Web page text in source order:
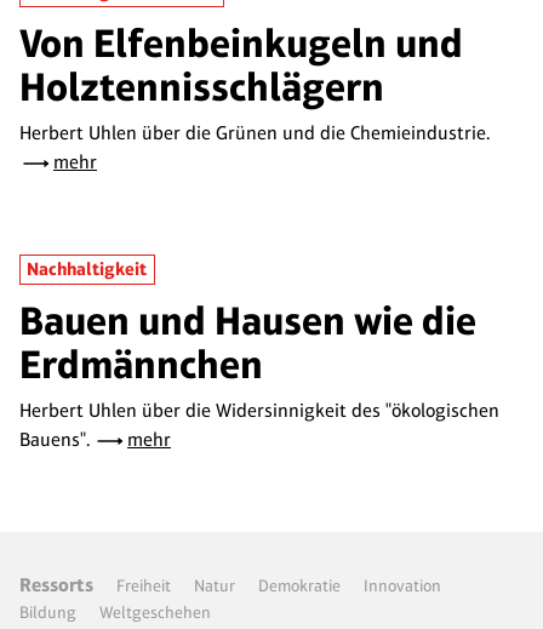
Von Elfenbeinkugeln und
Holztennisschlägern
Herbert Uhlen über die Grünen und die Chemieindustrie.
mehr
Nachhaltigkeit
Bauen und Hausen wie die
Erdmännchen
Herbert Uhlen über die Widersinnigkeit des "ökologischen
Bauens".
mehr
Ressorts Freiheit Natur Demokratie
Innovation
Bildung
Weltgeschehen